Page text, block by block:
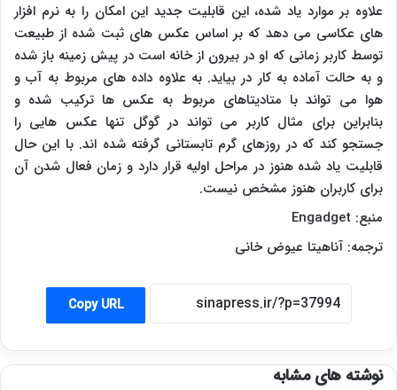
علاوه بر موارد یاد شده، این قابلیت جدید این امکان را به نرم افزار
های عکاسی می دهد که بر اساس عکس های ثبت شده از طبیعت
توسط کاربر زمانی که او در بیرون از خانه است در پیش زمینه باز شده
و به حالت آماده به کار در بیاید. به علاوه داده های مربوط به آب و
هوا می تواند با متادیتاهای مربوط به عکس ها ترکیب شده و
بنابراین برای مثال کاربر می تواند در گوگل تنها عکس هایی را
جستجو کند که در روزهای گرم تابستانی گرفته شده اند. با این حال
قابلیت یاد شده هنوز در مراحل اولیه قرار دارد و زمان فعال شدن آن
برای کاربران هنوز مشخص نیست.
منبع: Engadget
ترجمه: آناهیتا عیوض خانی
Copy URL
نوشته های مشابه